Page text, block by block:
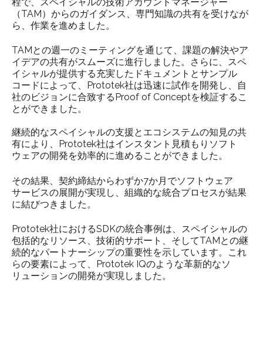
（TAM）からのガイダンス、専門知識の共有を受けなが
ら、作業を進めました。
TAMとの週一のミーティングを通じて、課題の解決やア
イデアの共有がスムーズに進行しました。さらに、スペ
イシャルが提供する充実したドキュメントとサンプル
コードによって、Prototek社は迅速に試作を開発し、自
社のビジョンに合致するProof of Conceptを検証するこ
とができました。
継続的なスペイシャルの支援とエコシステムの知見の共
有により、Prototek社はインスタント見積もりソフト
ウェアの開発を効率的に進めることができました。
その結果、契約締結からわずか7か月でソフトウェア
サービスの展開が実現し、組織的な統合プロセスが結果
に結びつきました。
Prototek社におけるSDKの統合事例は、スペイシャルの
包括的なリソース、技術的サポート、そしてTAMとの継
続的なパートナーシップの重要性を示しています。これ
らの要素によって、Prototek IQのような革新的なソ
リューションの開発が実現しました。